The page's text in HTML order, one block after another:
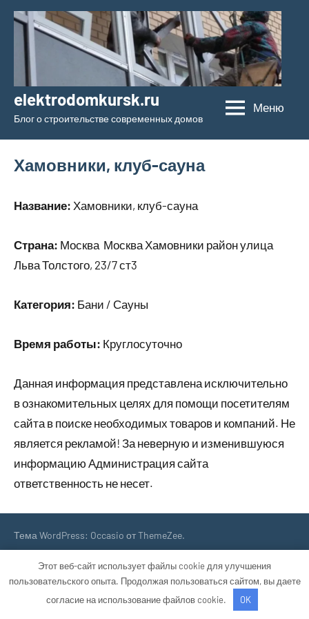
Перейти
содержимому
elektrodomkursk.ru
Блог о строительстве современных домов
Меню
Хамовники, клуб-сауна
Название: Хамовники, клуб-сауна
Страна: Москва Москва Хамовники район улица
Льва Толстого, 23/7 ст3
Категория: Бани / Сауны
Время работы: Круглосуточно
Данная информация представлена исключительно
в ознакомительных целях для помощи посетителям
сайта в поиске необходимых товаров и компаний. Не
является рекламой! За неверную и изменившуюся
информацию Администрация сайта
ответственность не несет.
Тема WordPress: Occasio от ThemeZee.
Этот веб-сайт использует файлы cookie для улучшения
пользовательского опыта. Продолжая пользоваться сайтом, вы даете
согласие на использование файлов cookie.
OK